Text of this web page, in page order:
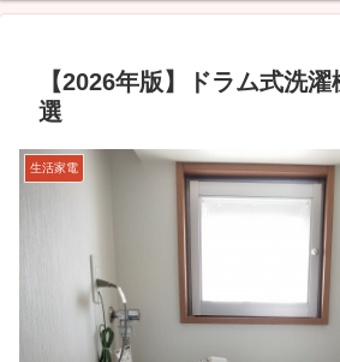
【2026年版】ドラム式洗
選
生活家電